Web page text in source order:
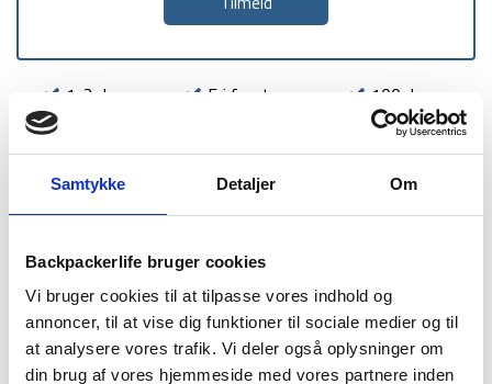
Samtykke Detaljer Om
Backpackerlife bruger cookies
Vi bruger cookies til at tilpasse vores indhold og
annoncer, til at vise dig funktioner til sociale medier og til
at analysere vores trafik. Vi deler også oplysninger om
din brug af vores hjemmeside med vores partnere inden
1-2 dages
Fri fragt over
100 dages
returret
BESKRIVELSE BRAND FAQ
Sea to Summit’s ekspertise inden for outdoor udstyr viser sig
også i denne sovepose model, hvor der er fokus på kvalitet
og funktionalitet. Her har de lavet den i en Long model.